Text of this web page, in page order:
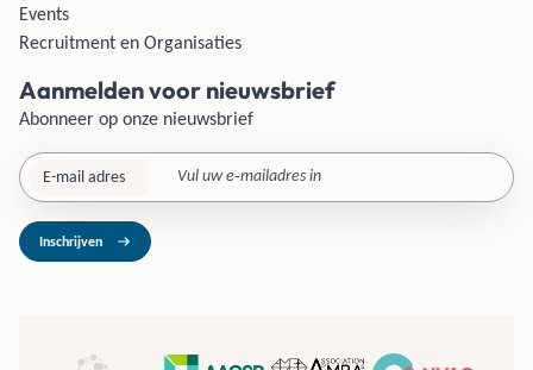
Events
Recruitment en Organisaties
Aanmelden voor nieuwsbrief
Abonneer op onze nieuwsbrief
E-mail adres
Inschrijven